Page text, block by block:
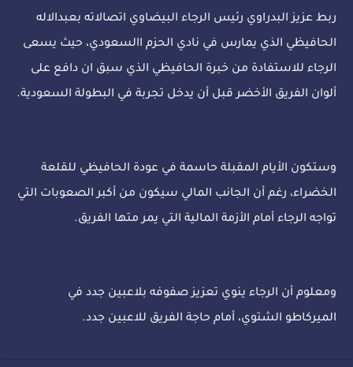
ربط عزيز البدراوي رئيس الرجاء البيضاوي اتصالاته بعبدالاله
الحافيظي الذي يمارس في نادي الحزم االسعودي، حيث يسعى
الرجاء للاستفادة من خبرة الحافيظي الذي سبق ان دافع على
ألوان الفريق الأخضر قبل أن يدخل تجربة في البطولة السعودية.
وستكون الأيام المقبلة حاسمة في عودة الحافيظي للقلعة
الخضراء، رغم أن الجانب المالي سيكون من أكبر الصعوبات التي
تواجه الرجاء أمام الأزمة المالية التي يمر متها الفريق.
ومعلوم أن الرجاء ينوي تعزيز صفوفه بلاعبين جدد في
الميركاطو الشتوي، أمام حاجة الفريق للاعبين جدد.